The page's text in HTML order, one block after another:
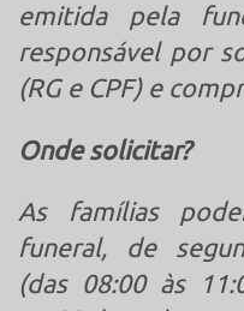
emitida pela
responsável por
(RG e CPF) e
Onde solicitar?
As famílias
funeral, de
(das 08:00 às